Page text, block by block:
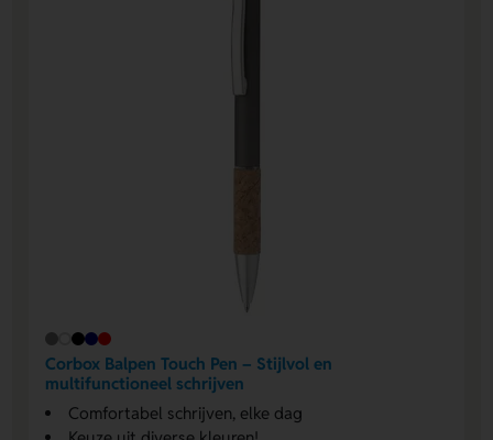
Corbox Balpen Touch Pen – Stijlvol en
multifunctioneel schrijven
Comfortabel schrijven, elke dag